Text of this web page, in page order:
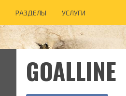
РАЗДЕЛЫ УСЛУГИ
GOALLINE